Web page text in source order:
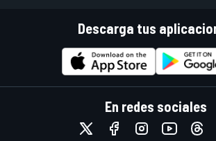
Descarga tus
En redes sociales